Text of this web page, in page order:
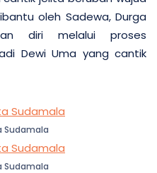
oleh Sadewa, Durga
diri melalui proses
Dewi Uma yang cantik
Sudamala
Sudamala